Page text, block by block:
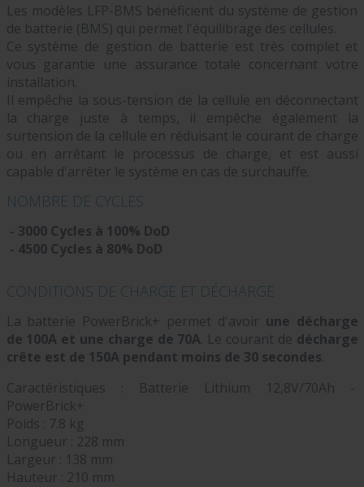
Les modèles LFP-BMS bénéficient du système de gestion
de batterie (BMS) qui permet l'équilibrage des cellules.
Ce système de gestion de batterie est très complet et
vous garantie une assurance totale concernant votre
installation.
Il empêche la sous-tension de la cellule en déconnectant
la charge juste à temps, il empêche également la
surtension de la cellule en réduisant le courant de charge
ou en arrêtant le processus de charge, et est aussi
capable d'arrêter le système en cas de surchauffe.
NOMBRE DE CYCLES
- 3000 Cycles à 100% DoD
- 4500 Cycles à 80% DoD
CONDITIONS DE CHARGE ET DÉCHARGE
La batterie PowerBrick+ permet d'avoir une décharge
de 100A et une charge de 70A. Le courant de décharge
crête est de 150A pendant moins de 30 secondes.
Caractéristiques : Batterie Lithium 12,8V/70Ah -
PowerBrick+
Poids : 7.8 kg
Longueur : 228 mm
Largeur : 138 mm
Hauteur : 210 mm